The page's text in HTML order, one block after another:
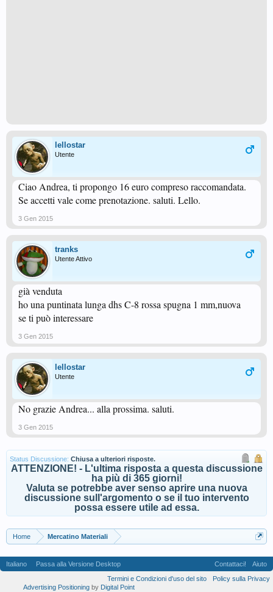
lellostar
Utente
Ciao Andrea, ti propongo 16 euro compreso raccomandata.
Se accetti vale come prenotazione. saluti. Lello.
3 Gen 2015
tranks
Utente Attivo
già venduta
ho una puntinata lunga dhs C-8 rossa spugna 1 mm,nuova
se ti può interessare
3 Gen 2015
lellostar
Utente
No grazie Andrea... alla prossima. saluti.
3 Gen 2015
Status Discussione: Chiusa a ulteriori risposte.
ATTENZIONE! - L'ultima risposta a questa discussione
ha più di 365 giorni!
Valuta se potrebbe aver senso aprire una nuova
discussione sull'argomento o se il tuo intervento
possa essere utile ad essa.
Home Mercatino Materiali
Italiano Passa alla Versione Desktop Contattaci!
Aiuto
Termini e Condizioni d'uso del sito
Policy sulla Privacy
Advertising Positioningby Digital Point